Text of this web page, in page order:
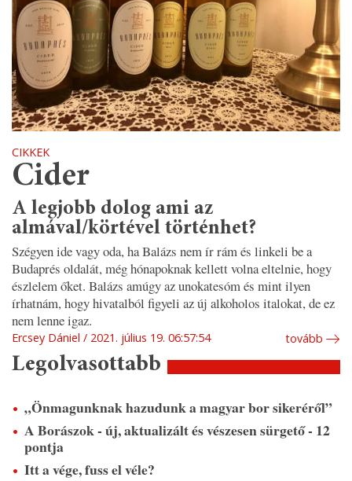
CIKKEK
Cider
A legjobb dolog ami az
almával/körtével történhet?
Szégyen ide vagy oda, ha Balázs nem ír rám és linkeli be a
Budaprés oldalát, még hónapoknak kellett volna eltelnie, hogy
észlelem őket. Balázs amúgy az unokatesóm és mint ilyen
írhatnám, hogy hivatalból figyeli az új alkoholos italokat, de ez
nem lenne igaz.
Ercsey Dániel 2021. július 19. 06:57:54 tovább
Legolvasottabb
„Önmagunknak hazudunk a magyar bor sikeréről”
A Borászok - új, aktualizált és vészesen sürgető - 12
pontja
Itt a vége, fuss el véle?